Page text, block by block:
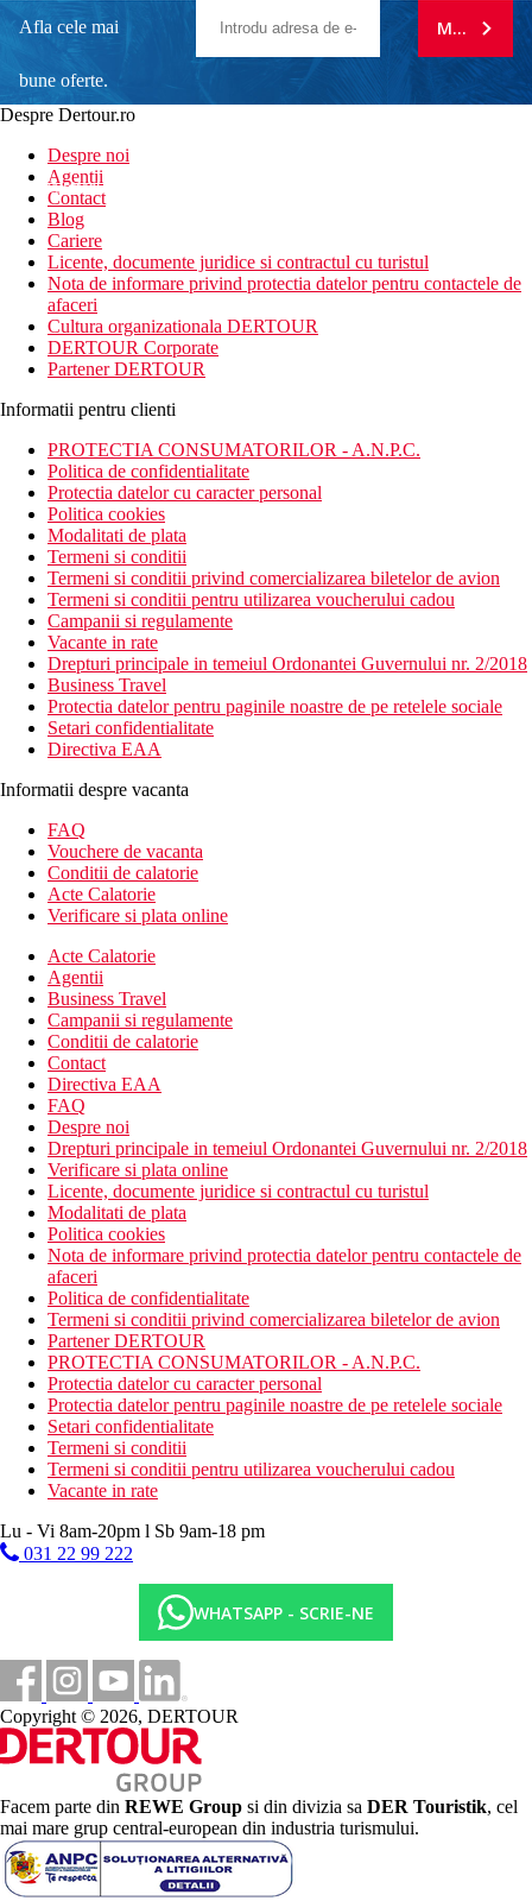
Afla cele mai
bune oferte.
newsletter!
MA
Despre Dertour.ro
Despre noi
Agentii
Contact
Blog
Cariere
Licente, documente juridice si contractul cu turistul
Nota de informare privind protectia datelor pentru contactele de
afaceri
Cultura organizationala DERTOUR
DERTOUR Corporate
Partener DERTOUR
Informatii pentru clienti
PROTECTIA CONSUMATORILOR - A.N.P.C.
Politica de confidentialitate
Protectia datelor cu caracter personal
Politica cookies
Modalitati de plata
Termeni si conditii
Termeni si conditii privind comercializarea biletelor de avion
Termeni si conditii pentru utilizarea voucherului cadou
Campanii si regulamente
Vacante in rate
Drepturi principale in temeiul Ordonantei Guvernului nr. 2/2018
Business Travel
Protectia datelor pentru paginile noastre de pe retelele sociale
Setari confidentialitate
Directiva EAA
Informatii despre vacanta
FAQ
Vouchere de vacanta
Conditii de calatorie
Acte Calatorie
Verificare si plata online
Acte Calatorie
Agentii
Business Travel
Campanii si regulamente
Conditii de calatorie
Contact
Directiva EAA
FAQ
Despre noi
Drepturi principale in temeiul Ordonantei Guvernului nr. 2/2018
Verificare si plata online
Licente, documente juridice si contractul cu turistul
Modalitati de plata
Politica cookies
Nota de informare privind protectia datelor pentru contactele de
afaceri
Politica de confidentialitate
Termeni si conditii privind comercializarea biletelor de avion
Partener DERTOUR
PROTECTIA CONSUMATORILOR - A.N.P.C.
Protectia datelor cu caracter personal
Protectia datelor pentru paginile noastre de pe retelele sociale
Setari confidentialitate
Termeni si conditii
Termeni si conditii pentru utilizarea voucherului cadou
Vacante in rate
Lu - Vi 8am-20pm l Sb 9am-18 pm
031 22 99 222
WHATSAPP - SCRIE-NE
Copyright © 2026, DERTOUR
Facem parte din REWE Group si din divizia sa DER Touristik, cel
mai mare grup central-european din industria turismului.